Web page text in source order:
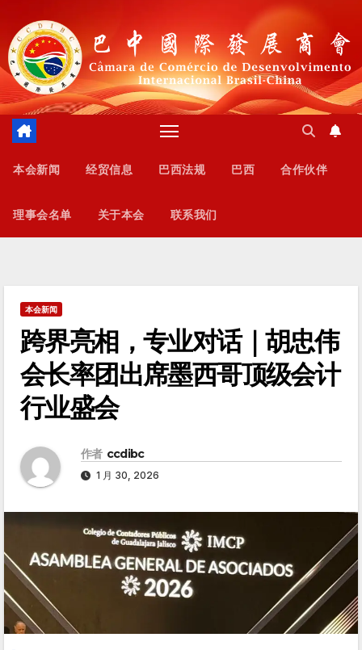
内
本会新闻 经贸信息 巴西法规 巴西 合作伙伴
理事会名单 关于本会 联系我们
本会新闻
跨界亮相，专业对话｜胡忠伟
会长率团出席墨西哥顶级会计
行业盛会
作者 ccdibc
1 月 30, 2026